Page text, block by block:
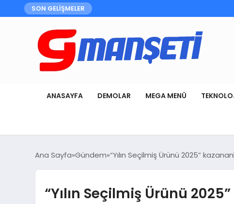
SON GELİŞMELER
ANASAYFA DEMOLAR MEGA MENÜ
Ana Sayfa Gündem “Yılın Seçilmiş Ürünü 2025”
“Yılın Seçilmiş Ürünü